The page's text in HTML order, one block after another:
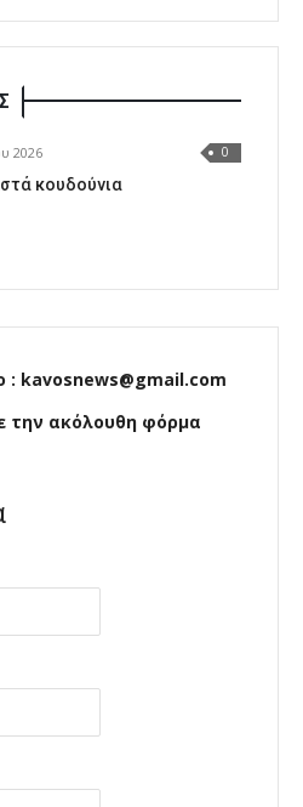
2026 0
κουδούνια
: kavosnews@gmail.com
την ακόλουθη φόρμα